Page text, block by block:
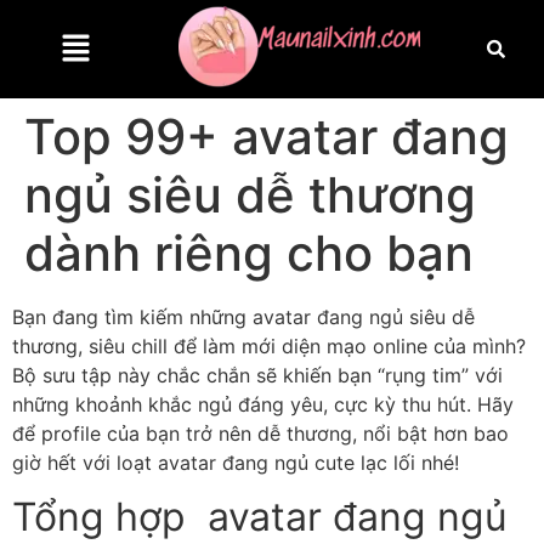
Top 99+ avatar đang
ngủ siêu dễ thương
dành riêng cho bạn
Bạn đang tìm kiếm những avatar đang ngủ siêu dễ
thương, siêu chill để làm mới diện mạo online của mình?
Bộ sưu tập này chắc chắn sẽ khiến bạn “rụng tim” với
những khoảnh khắc ngủ đáng yêu, cực kỳ thu hút. Hãy
để profile của bạn trở nên dễ thương, nổi bật hơn bao
giờ hết với loạt avatar đang ngủ cute lạc lối nhé!
Tổng hợp avatar đang ngủ